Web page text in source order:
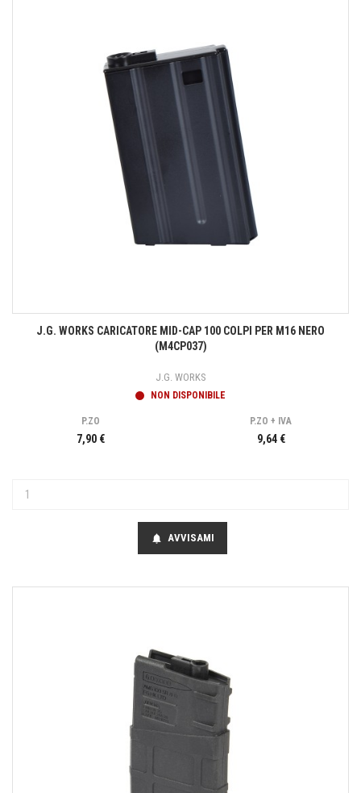
J.G. WORKS CARICATORE MID-CAP 100 COLPI PER M16 NERO
(M4CP037)
J.G. WORKS
NON DISPONIBILE
P.ZO
7,90 €
P.ZO + IVA
9,64 €
notifications AVVISAMI